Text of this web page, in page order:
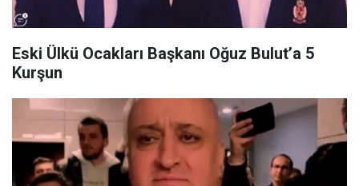
Eski Ülkü Ocakları Başkanı Oğuz Bulut’a 5
Kurşun